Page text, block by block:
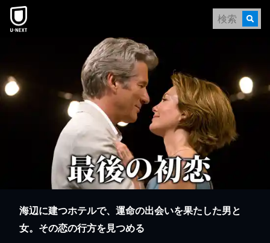
本文へスキップ
海辺に建つホテルで、運命の出会いを果たした男と
女。その恋の行方を見つめる